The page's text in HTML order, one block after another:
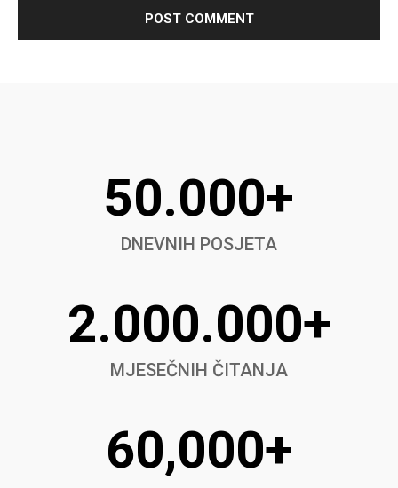
50.000+
DNEVNIH POSJETA
2.000.000+
MJESEČNIH ČITANJA
60,000+